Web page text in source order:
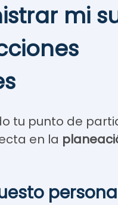
mi
tu punto de
en la